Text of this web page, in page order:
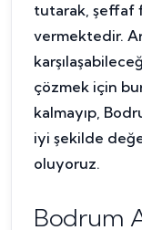
tutarak, şeffaf
vermektedir.
çözmek için
kalmayıp,
iyi şekilde
oluyoruz.
Bodrum